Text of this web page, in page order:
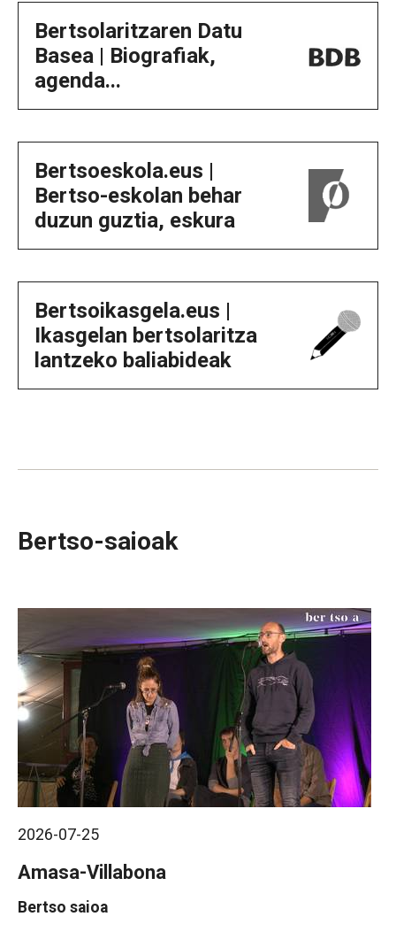
Bertsolaritzaren Datu
Basea | Biografiak,
agenda...
Bertsoeskola.eus |
Bertso-eskolan behar
duzun guztia, eskura
Bertsoikasgela.eus |
Ikasgelan bertsolaritza
lantzeko baliabideak
Bertso-saioak
2026-07-25
Amasa-Villabona
Bertso saioa